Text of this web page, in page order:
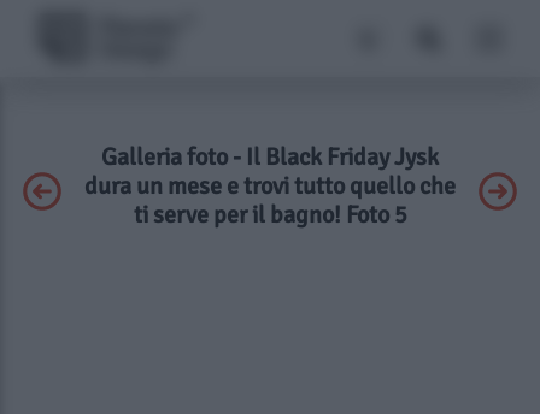
Galleria foto - Il Black Friday Jysk
dura un mese e trovi tutto quello che
ti serve per il bagno! Foto 5